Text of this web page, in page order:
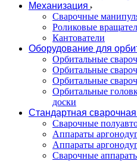
Механизация
Сварочные
Роликовые
Кантователи
Оборудование для
Орбитальные
Орбитальные
Орбитальные
Орбитальные
доски
Стандартная сварочная
Сварочные
Аппараты
Аппараты
Сварочные